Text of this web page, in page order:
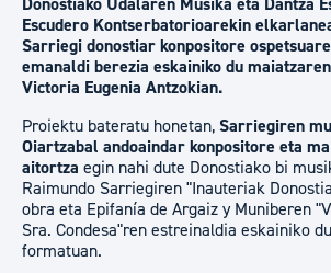
Donostiako Udalaren Musika eta Dantza
Escudero Kontserbatorioarekin
Sarriegi donostiar konpositore
emanaldi berezia eskainiko du
Victoria Eugenia Antzokian.
Proiektu bateratu honetan, Sarriegiren
Oiartzabal andoaindar konpositore eta
aitortza egin nahi dute Donostiako bi
Raimundo Sarriegiren "Inauteriak
obra eta Epifanía de Argaiz y Muniberen
Sra. Condesa"ren estreinaldia eskainiko
formatuan.